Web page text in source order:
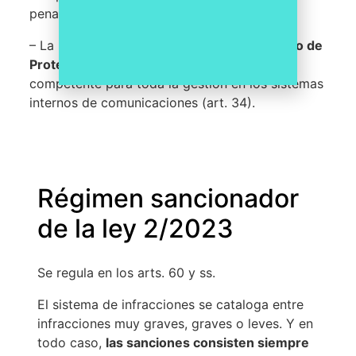
penal, disciplinaria o sancionadora (art. 33).
– La importancia de contar con un
Delegado de
Protección de Datos
competente para toda la gestión en los sistemas
internos de comunicaciones (art. 34).
Régimen sancionador
de la ley 2/2023
Se regula en los arts. 60 y ss.
El sistema de infracciones se cataloga entre
infracciones muy graves, graves o leves. Y en
todo caso, las sanciones consisten siempre